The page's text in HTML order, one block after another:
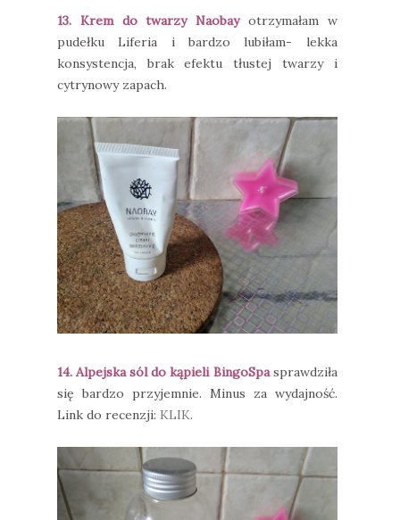
13. Krem do twarzy Naobayotrzymałam w
pudełku Liferia i bardzo lubiłam- lekka
konsystencja, brak efektu tłustej twarzy i
cytrynowy zapach.
14. Alpejska sól do kąpieli BingoSpasprawdziła
się bardzo przyjemnie. Minus za wydajność.
Link do recenzji: KLIK.